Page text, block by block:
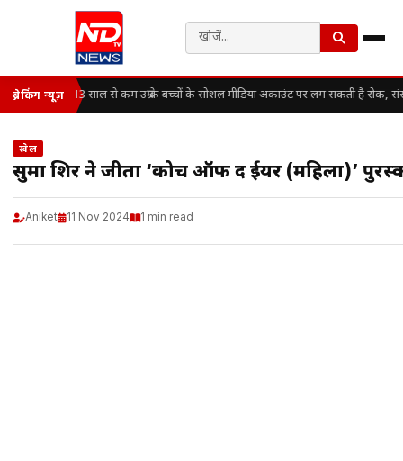
ब्रेकिंग न्यूज़ 13 साल से कम उम्र के बच्चों के सोशल मीडिया अकाउंट पर लग सकती है रोक,
खेल
सुमा शिरूर ने जीता ‘कोच ऑफ द ईयर (महिला)’
Aniket 11 Nov 2024 1 min read